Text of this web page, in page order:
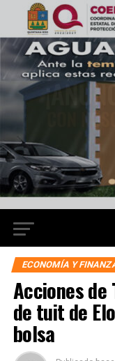
ECONOMÍA Y
Acciones de
de tuit de
bolsa